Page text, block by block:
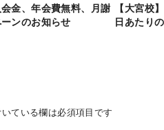
会金、年会費無料、月謝
ンのお知らせ
【大宮校
日あたり
ている欄は必須項目です